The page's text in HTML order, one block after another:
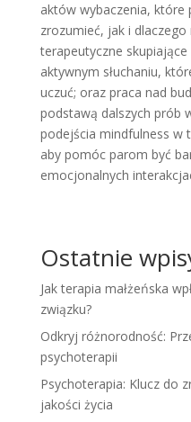
aktów wybaczenia,
zrozumieć, jak i
terapeutyczne
aktywnym słuchaniu,
uczuć; oraz praca nad
podstawą dalszych prób
podejścia mindfulness w
aby pomóc parom być
emocjonalnych
Ostatnie
Jak terapia małżeńska
związku?
Odkryj różnorodność:
psychoterapii
Psychoterapia: Klucz do
jakości życia